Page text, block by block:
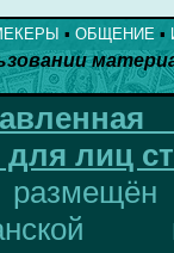
▪ ОБЩЕНИЕ ▪
для лиц